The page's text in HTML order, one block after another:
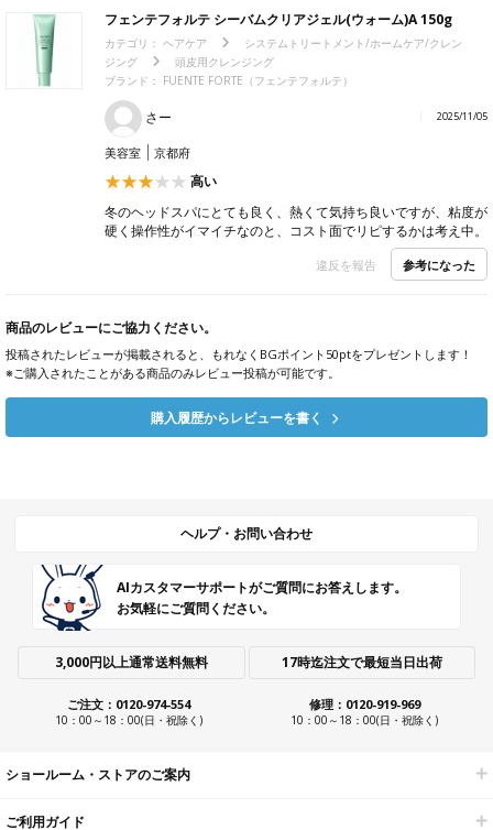
フェンテフォルテ シーバムクリアジェル(ウォーム)A 150g
カテゴリ： ヘアケア
システムトリートメント/ホームケア/クレン
ジング
頭皮用クレンジング
ブランド： FUENTE FORTE（フェンテフォルテ）
さー 2025/11/05
美容室 京都府
高い
冬のヘッドスパにとても良く、熱くて気持ち良いですが、粘度が
硬く操作性がイマイチなのと、コスト面でリピするかは考え中。
違反を報告 参考になった
商品のレビューにご協力ください。
投稿されたレビューが掲載されると、もれなくBGポイント50ptをプレゼントします！
※ご購入されたことがある商品のみレビュー投稿が可能です。
購入履歴からレビューを書く
ヘルプ・お問い合わせ
AIカスタマーサポートがご質問にお答えします。
お気軽にご質問ください。
3,000円以上通常送料無料 17時迄注文で最短当日出荷
ご注文：0120-974-554
10：00～18：00(日・祝除く)
修理：0120-919-969
10：00～18：00(日・祝除く)
ショールーム・ストアのご案内
ご利用ガイド